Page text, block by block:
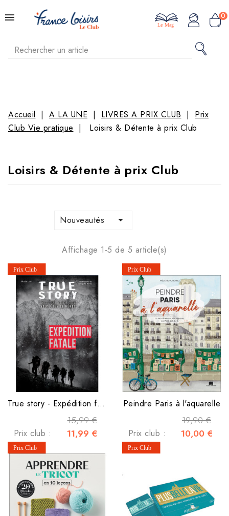
0
Le Mag
Accueil A LA UNE LIVRES A PRIX CLUB
Prix
Club Vie pratique
Loisirs & Détente à prix Club
Loisirs & Détente à prix Club
Nouveautés 
Affichage 1-5 de 5 article(s)
True story - Expédition fatale
15,99 €
Prix club : 11,99 €
Peindre Paris à l'aquarelle
19,90 €
Prix club : 10,00 €